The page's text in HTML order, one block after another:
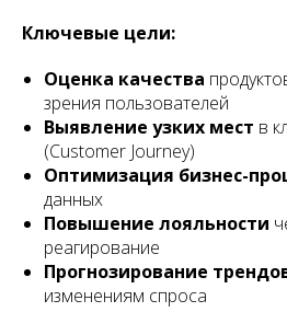
Ключевые цели:
Оценка качества
зрения пользователей
Выявление узких мест в
(Customer Journey)
Оптимизация бизнес-
данных
Повышение лояльности
реагирование
Прогнозирование
изменениям спроса